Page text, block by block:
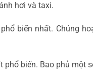
hơi và taxi.
biến nhất. Chúng
phổ biến. Bao phủ một